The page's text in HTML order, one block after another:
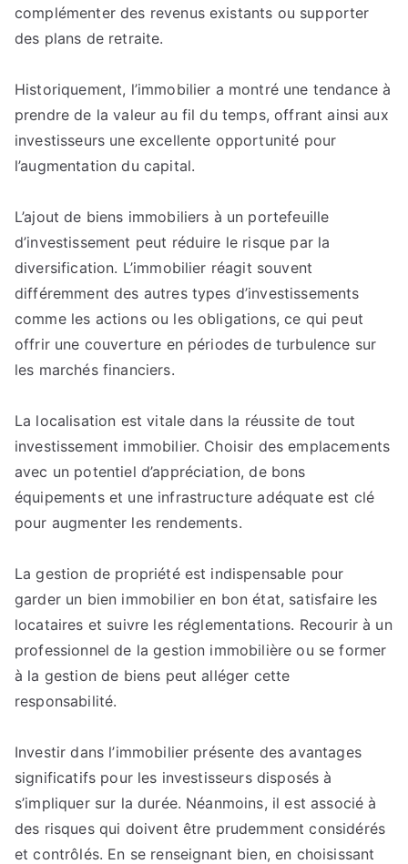
complémenter des revenus existants ou supporter
des plans de retraite.
Historiquement, l’immobilier a montré une tendance à
prendre de la valeur au fil du temps, offrant ainsi aux
investisseurs une excellente opportunité pour
l’augmentation du capital.
L’ajout de biens immobiliers à un portefeuille
d’investissement peut réduire le risque par la
diversification. L’immobilier réagit souvent
différemment des autres types d’investissements
comme les actions ou les obligations, ce qui peut
offrir une couverture en périodes de turbulence sur
les marchés financiers.
La localisation est vitale dans la réussite de tout
investissement immobilier. Choisir des emplacements
avec un potentiel d’appréciation, de bons
équipements et une infrastructure adéquate est clé
pour augmenter les rendements.
La gestion de propriété est indispensable pour
garder un bien immobilier en bon état, satisfaire les
locataires et suivre les réglementations. Recourir à un
professionnel de la gestion immobilière ou se former
à la gestion de biens peut alléger cette
responsabilité.
Investir dans l’immobilier présente des avantages
significatifs pour les investisseurs disposés à
s’impliquer sur la durée. Néanmoins, il est associé à
des risques qui doivent être prudemment considérés
et contrôlés. En se renseignant bien, en choisissant